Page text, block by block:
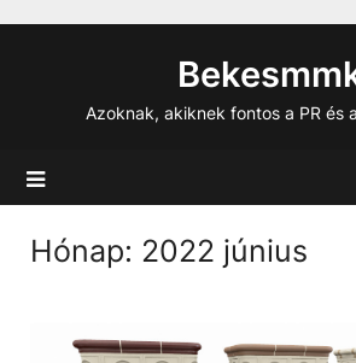
Azoknak, akiknek fontos a PR és
Hónap: 2022 június